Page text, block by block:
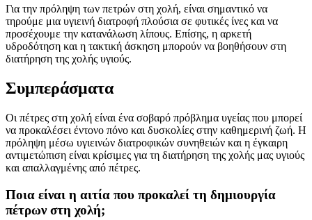
Για την πρόληψη των πετρών στη χολή, είναι σημαντικό να
τηρούμε μια υγιεινή διατροφή πλούσια σε φυτικές ίνες και να
προσέχουμε την κατανάλωση λίπους. Επίσης, η αρκετή
υδροδότηση και η τακτική άσκηση μπορούν να βοηθήσουν στη
διατήρηση της χολής υγιούς.
Συμπεράσματα
Οι πέτρες στη χολή είναι ένα σοβαρό πρόβλημα υγείας που μπορεί
να προκαλέσει έντονο πόνο και δυσκολίες στην καθημερινή ζωή. Η
πρόληψη μέσω υγιεινών διατροφικών συνηθειών και η έγκαιρη
αντιμετώπιση είναι κρίσιμες για τη διατήρηση της χολής μας υγιούς
και απαλλαγμένης από πέτρες.
Ποια είναι η αιτία που προκαλεί τη δημιουργία
πέτρων στη χολή;